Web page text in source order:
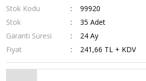
Stok Kodu
99920
Stok
35 Adet
Garanti Süresi
24 Ay
Fiyat
241,66 TL + KDV